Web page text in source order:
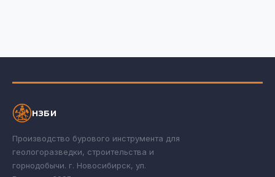
НЗБИ
Производство бурового инструмента для
геологоразведки, строительства и
горнодобычи. г. Новосибирск, ул.